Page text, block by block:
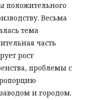
Весьма
тема
часть
рост
проблемы с
и городом.